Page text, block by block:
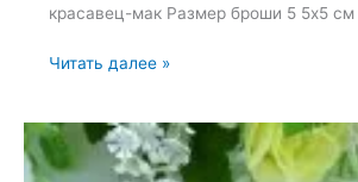
красавец-мак Размер броши 5 5х5 см
Брошь
22
июня
Читать далее »